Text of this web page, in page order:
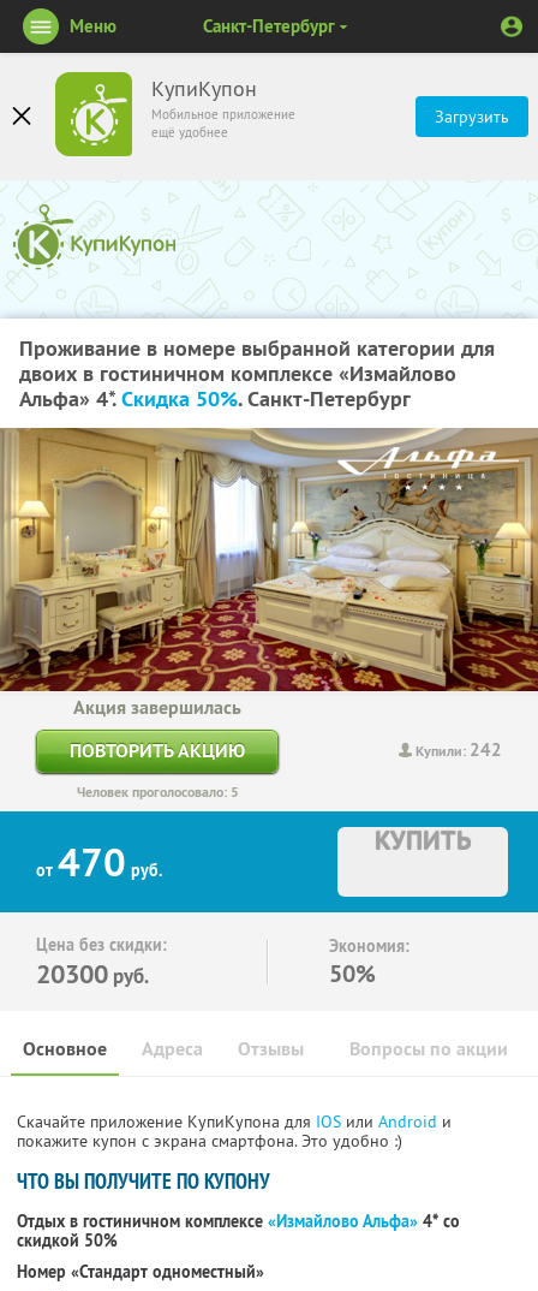
КупиКупон
Мобильное приложение
ещё удобнее
Загрузить
Меню Санкт-Петербург
Проживание в номере выбранной категории для
двоих в гостиничном комплексе «Измайлово
Альфа» 4*.Скидка 50%. Санкт-Петербург
Купили: 242
Акция завершилась
ПОВТОРИТЬ АКЦИЮ
Человек проголосовало: 5
от 470 руб.
КУПИТЬ
Цена без скидки:
20300 руб.
Экономия:
50%
Основное Отзывы Вопросы по акции
Адреса
Скачайте приложение КупиКупона для IOS или Android и
покажите купон с экрана смартфона. Это удобно :)
ЧТО ВЫ ПОЛУЧИТЕ ПО КУПОНУ
Отдых в гостиничном комплексе «Измайлово Альфа» 4* со
скидкой 50%
Номер «Стандарт одноместный»